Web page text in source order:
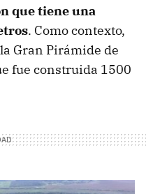
que tiene una
. Como contexto,
Gran Pirámide de
fue construida 1500